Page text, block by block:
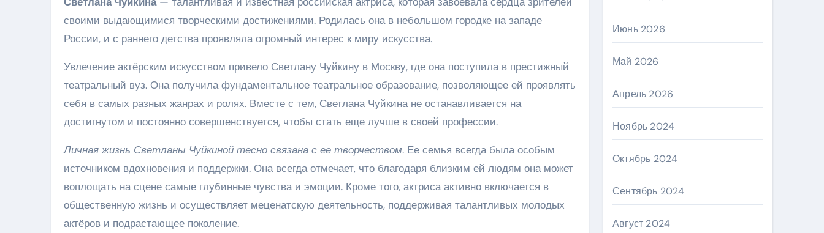
своими выдающимися творческими достижениями. Родилась она в небольшом городке на западе
России, и с раннего детства проявляла огромный интерес к миру искусства.
Увлечение актёрским искусством привело Светлану Чуйкину в Москву, где она поступила в престижный
театральный вуз. Она получила фундаментальное театральное образование, позволяющее ей проявлять
себя в самых разных жанрах и ролях. Вместе с тем, Светлана Чуйкина не останавливается на
достигнутом и постоянно совершенствуется, чтобы стать еще лучше в своей профессии.
Личная жизнь Светланы Чуйкиной тесно связана с ее творчеством. Ее семья всегда была особым
источником вдохновения и поддержки. Она всегда отмечает, что благодаря близким ей людям она может
воплощать на сцене самые глубинные чувства и эмоции. Кроме того, актриса активно включается в
общественную жизнь и осуществляет меценатскую деятельность, поддерживая талантливых молодых
актёров и подрастающее поколение.
Июнь 2026
Май 2026
Апрель 2026
Ноябрь 2024
Октябрь 2024
Сентябрь 2024
Август 2024